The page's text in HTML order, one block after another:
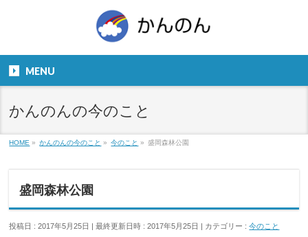
９：００～１８：００
MENU
かんのんの今のこと
HOME » かんのんの今のこと » 今のこと » 盛岡森林公園
盛岡森林公園
投稿日 : 2017年5月25日 最終更新日時 : 2017年5月25日 カテゴリー :今のこと